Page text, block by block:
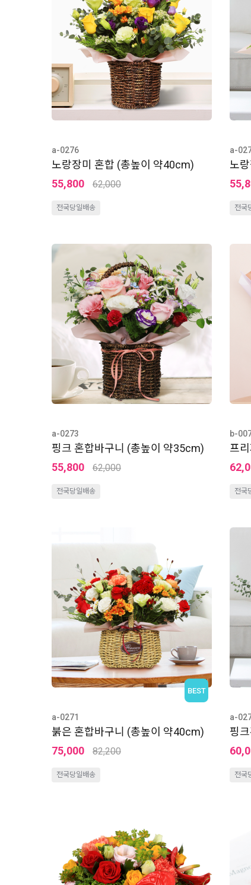
a-0276
노랑장미 혼합 (총높이 약40cm)
55,800
62,000
전국당일배송
a-
노
전국
a-0273
핑크 혼합바구니 (총높이 약35cm)
55,800
62,000
전국당일배송
b-
프
전국
BEST
a-0271
붉은 혼합바구니 (총높이 약40cm)
75,000
82,200
전국당일배송
a-
핑
전국